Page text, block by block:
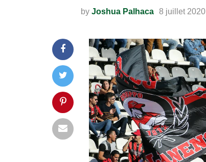
by Joshua Palhaca 8 juillet 2020